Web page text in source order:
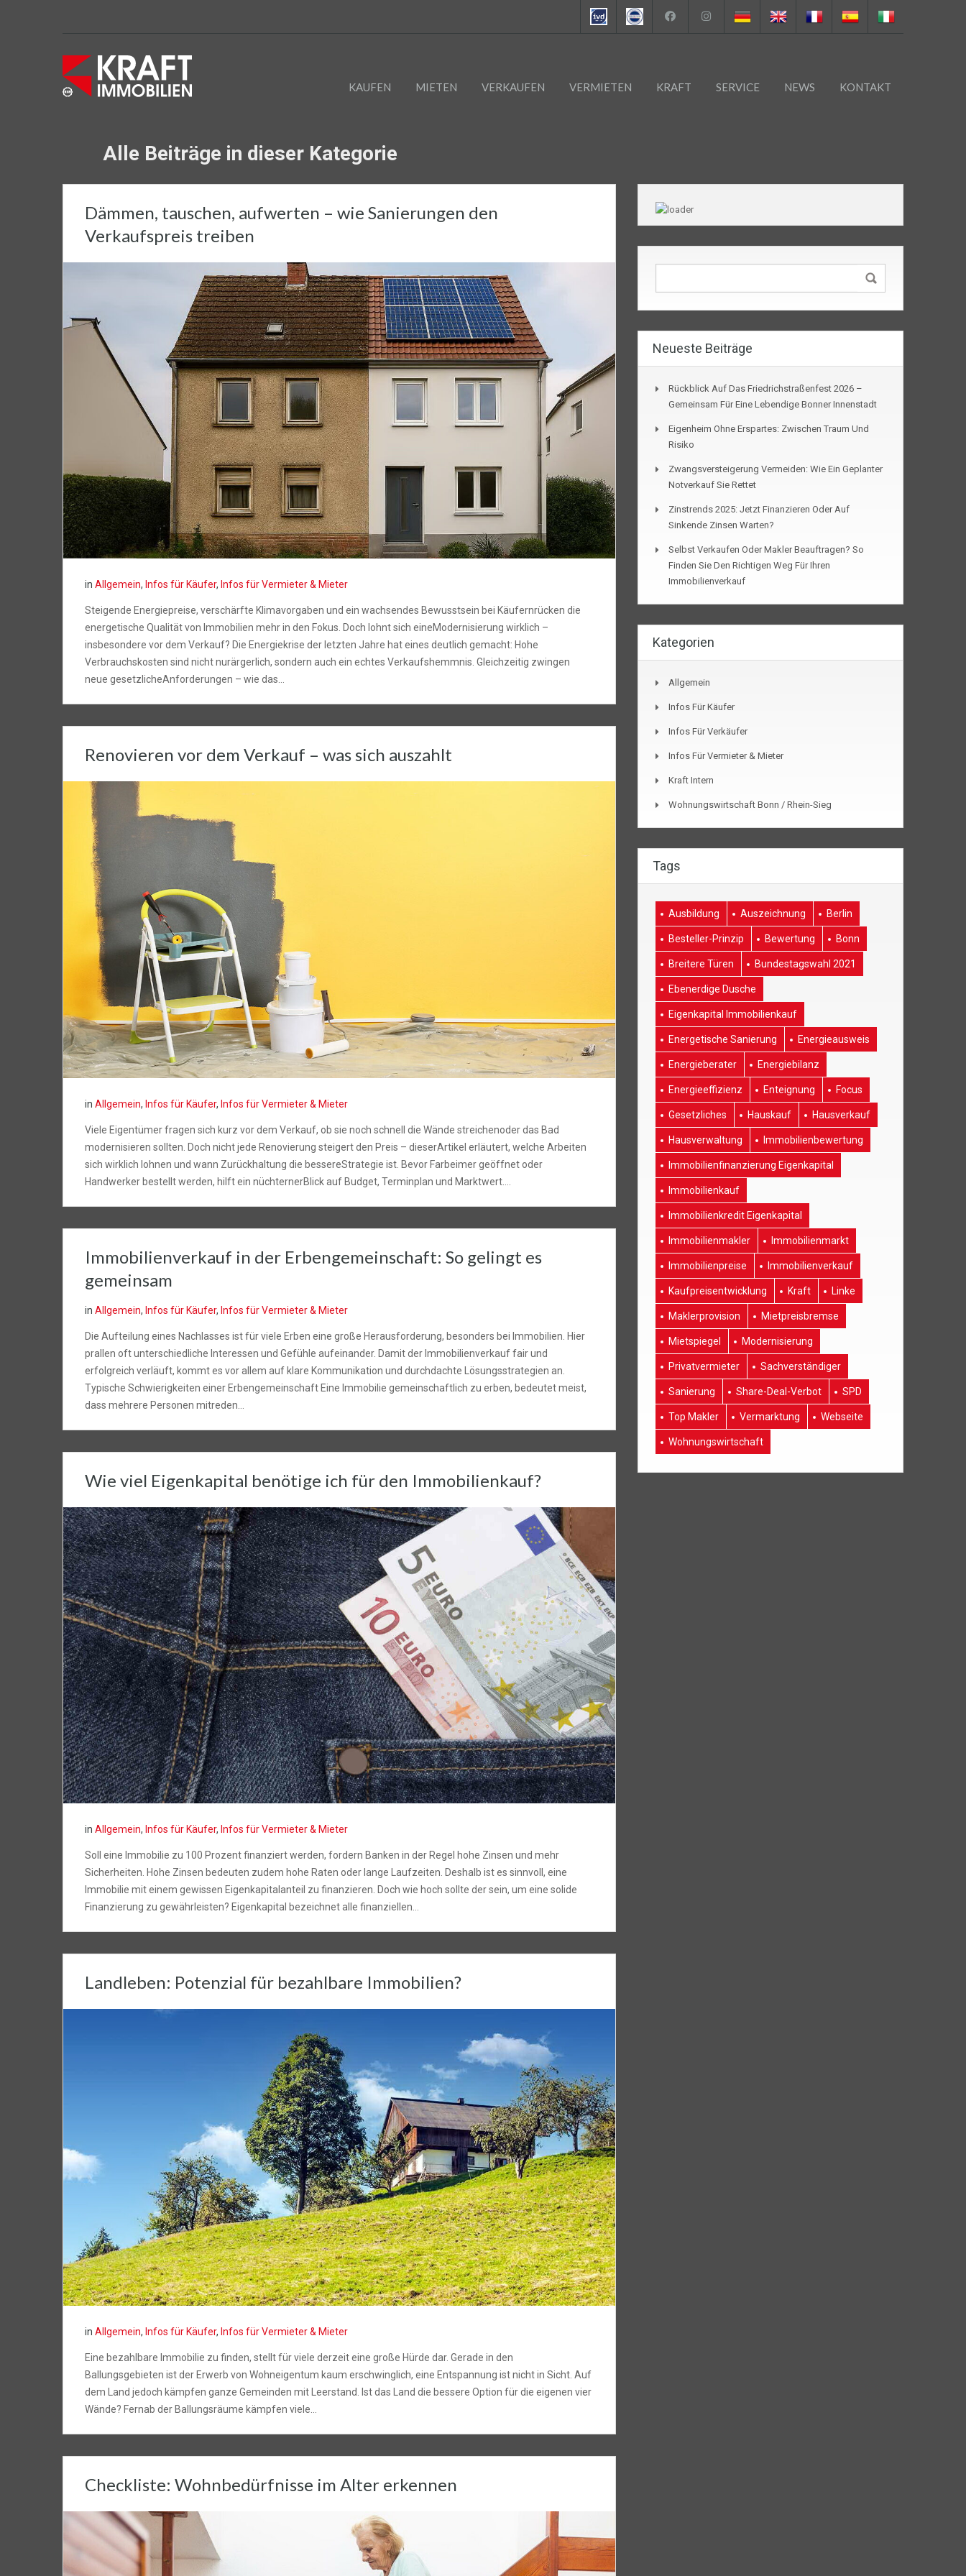
KAUFEN MIETEN VERKAUFEN VERMIETEN KRAFT SERVICE NEWS KONTAKT
Alle Beiträge in dieser Kategorie
Dämmen, tauschen, aufwerten – wie Sanierungen den
Verkaufspreis treiben
in Allgemein, Infos für Käufer, Infos für Vermieter & Mieter
Steigende Energiepreise, verschärfte Klimavorgaben und ein wachsendes Bewusstsein bei Käufernrücken die
energetische Qualität von Immobilien mehr in den Fokus. Doch lohnt sich eineModernisierung wirklich –
insbesondere vor dem Verkauf? Die Energiekrise der letzten Jahre hat eines deutlich gemacht: Hohe
Verbrauchskosten sind nicht nurärgerlich, sondern auch ein echtes Verkaufshemmnis. Gleichzeitig zwingen
neue gesetzlicheAnforderungen – wie das…
Renovieren vor dem Verkauf – was sich auszahlt
in Allgemein, Infos für Käufer, Infos für Vermieter & Mieter
Viele Eigentümer fragen sich kurz vor dem Verkauf, ob sie noch schnell die Wände streichenoder das Bad
modernisieren sollten. Doch nicht jede Renovierung steigert den Preis – dieserArtikel erläutert, welche Arbeiten
sich wirklich lohnen und wann Zurückhaltung die bessereStrategie ist. Bevor Farbeimer geöffnet oder
Handwerker bestellt werden, hilft ein nüchternerBlick auf Budget, Terminplan und Marktwert….
Immobilienverkauf in der Erbengemeinschaft: So gelingt es
gemeinsam
in Allgemein, Infos für Käufer, Infos für Vermieter & Mieter
Die Aufteilung eines Nachlasses ist für viele Erben eine große Herausforderung, besonders bei Immobilien. Hier
prallen oft unterschiedliche Interessen und Gefühle aufeinander. Damit der Immobilienverkauf fair und
erfolgreich verläuft, kommt es vor allem auf klare Kommunikation und durchdachte Lösungsstrategien an.
Typische Schwierigkeiten einer Erbengemeinschaft Eine Immobilie gemeinschaftlich zu erben, bedeutet meist,
dass mehrere Personen mitreden…
Wie viel Eigenkapital benötige ich für den Immobilienkauf?
in Allgemein, Infos für Käufer, Infos für Vermieter & Mieter
Soll eine Immobilie zu 100 Prozent finanziert werden, fordern Banken in der Regel hohe Zinsen und mehr
Sicherheiten. Hohe Zinsen bedeuten zudem hohe Raten oder lange Laufzeiten. Deshalb ist es sinnvoll, eine
Immobilie mit einem gewissen Eigenkapitalanteil zu finanzieren. Doch wie hoch sollte der sein, um eine solide
Finanzierung zu gewährleisten? Eigenkapital bezeichnet alle finanziellen…
Landleben: Potenzial für bezahlbare Immobilien?
in Allgemein, Infos für Käufer, Infos für Vermieter & Mieter
Eine bezahlbare Immobilie zu finden, stellt für viele derzeit eine große Hürde dar. Gerade in den
Ballungsgebieten ist der Erwerb von Wohneigentum kaum erschwinglich, eine Entspannung ist nicht in Sicht. Auf
dem Land jedoch kämpfen ganze Gemeinden mit Leerstand. Ist das Land die bessere Option für die eigenen vier
Wände? Fernab der Ballungsräume kämpfen viele…
Checkliste: Wohnbedürfnisse im Alter erkennen
Neueste Beiträge
Rückblick Auf Das Friedrichstraßenfest 2026 –
Gemeinsam Für Eine Lebendige Bonner Innenstadt
Eigenheim Ohne Erspartes: Zwischen Traum Und
Risiko
Zwangsversteigerung Vermeiden: Wie Ein Geplanter
Notverkauf Sie Rettet
Zinstrends 2025: Jetzt Finanzieren Oder Auf
Sinkende Zinsen Warten?
Selbst Verkaufen Oder Makler Beauftragen? So
Finden Sie Den Richtigen Weg Für Ihren
Immobilienverkauf
Kategorien
Allgemein
Infos Für Käufer
Infos Für Verkäufer
Infos Für Vermieter & Mieter
Kraft Intern
Wohnungswirtschaft Bonn / Rhein-Sieg
Tags
Ausbildung Auszeichnung Berlin
Besteller-Prinzip Bewertung Bonn
Breitere Türen Bundestagswahl 2021
Ebenerdige Dusche
Eigenkapital Immobilienkauf
Energetische Sanierung Energieausweis
Energieberater Energiebilanz
Energieeffizienz Enteignung Focus
Gesetzliches Hauskauf Hausverkauf
Hausverwaltung Immobilienbewertung
Immobilienfinanzierung Eigenkapital
Immobilienkauf
Immobilienkredit Eigenkapital
Immobilienmakler Immobilienmarkt
Immobilienpreise Immobilienverkauf
Kaufpreisentwicklung Kraft Linke
Maklerprovision Mietpreisbremse
Mietspiegel Modernisierung
Privatvermieter Sachverständiger
Sanierung Share-Deal-Verbot SPD
Top Makler Vermarktung Webseite
Wohnungswirtschaft